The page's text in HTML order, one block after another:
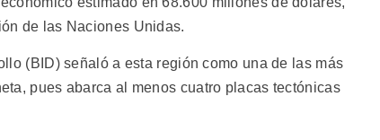
de las Naciones Unidas.
(BID) señaló a esta región como una de las más
pues abarca al menos cuatro placas tectónicas